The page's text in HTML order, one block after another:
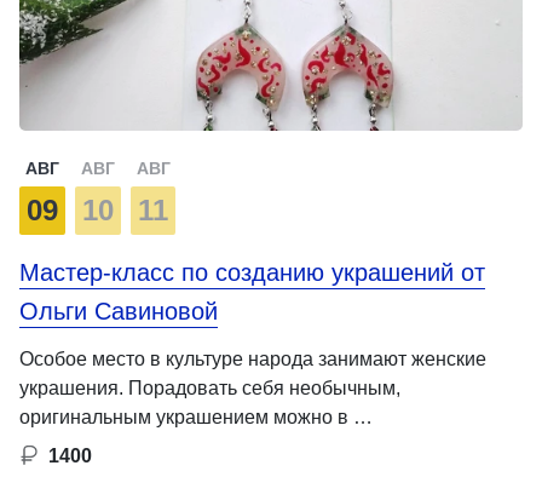
АВГ
09
АВГ
10
АВГ
11
Мастер-класс по созданию украшений от
Ольги Савиновой
Особое место в культуре народа занимают женские
украшения. Порадовать себя необычным,
оригинальным украшением можно в …
1400